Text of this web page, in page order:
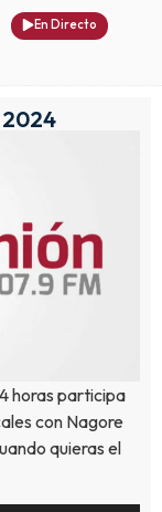
En Directo
horas participa
con Nagore
quieras el